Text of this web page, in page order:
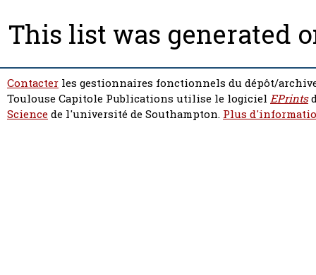
This list was generated
Contacter les gestionnaires fonctionnels du dépôt/
Toulouse Capitole Publications utilise le logiciel EPrints
Sciencede l'université de Southampton. Plus